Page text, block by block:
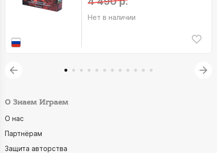
Нет в наличии
О Знаем Играем
О нас
Партнёрам
Защита авторства